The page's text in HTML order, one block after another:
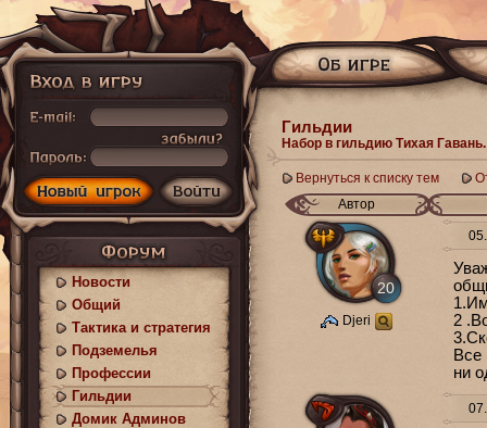
Гильдии
Набор в гильдию Тихая Гавань.
Вернуться к списку тем
Автор
20
Djeri
2
Все
ни
Новости
Общий
Тактика и стратегия
Подземелья
Профессии
Гильдии
Домик Админов